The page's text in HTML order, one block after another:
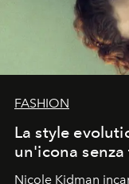
FASHION
La style
un'icona
Nicole Kidman